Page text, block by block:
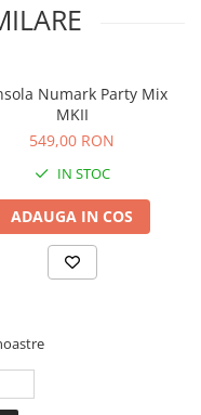
Numark Party Mix
MKII
549,00 RON
IN STOC
ADAUGA IN COS